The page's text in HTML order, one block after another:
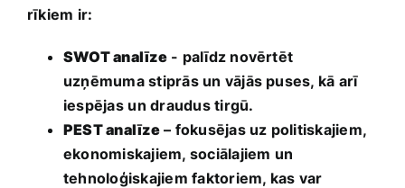
rīkiem ir:
SWOT analīze‍- palīdz novērtēt
‌uzņēmuma stiprās un vājās puses,⁤ kā arī
iespējas⁣ un draudus tirgū.
PEST analīze– fokusējas uz politiskajiem,
ekonomiskajiem, sociālajiem ⁣un
‌tehnoloģiskajiem faktoriem, kas var